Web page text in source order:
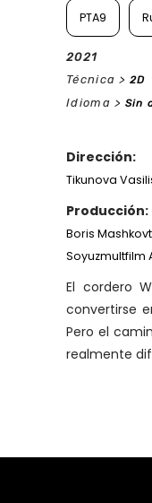
PTA9
2021
Técnica > 2D
Idioma > Sin
Dirección:
Tikunova
Producción:
Boris
Soyuzmultfilm
El cordero
convertirse
Pero el
realmente